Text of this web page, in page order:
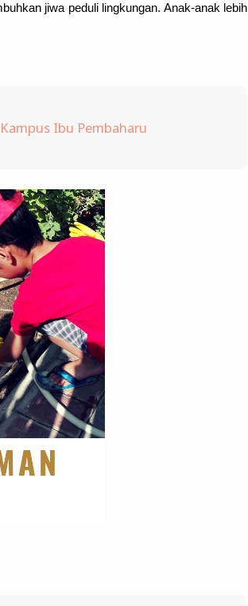
jiwa peduli lingkungan. Anak-anak lebih
Ibu Pembaharu